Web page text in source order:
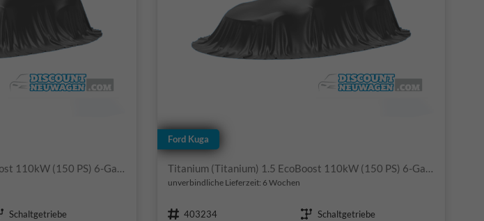
Titanium (Titanium) 1.5 EcoBoost 110kW (150 PS) 6-Gang Schaltgetriebe
Getriebe Schaltgetriebe
Ford Kuga
Titanium (Titanium) 1.5 EcoBoost 110kW (150 PS) 6-Gang Schaltgetriebe
unverbindliche Lieferzeit: 6 Wochen
Fahrzeugnr. 403234 Getriebe Schaltgetriebe